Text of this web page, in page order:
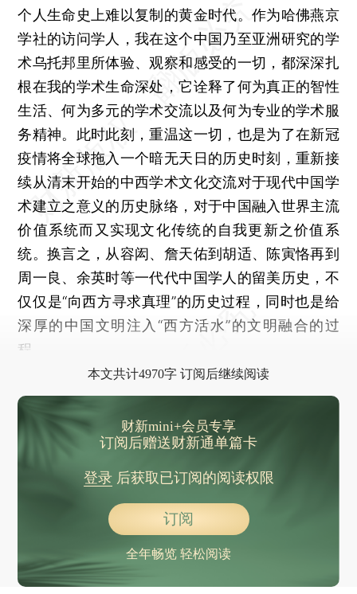
个人生命史上难以复制的黄金时代。作为哈佛燕京
学社的访问学人，我在这个中国乃至亚洲研究的学
术乌托邦里所体验、观察和感受的一切，都深深扎
根在我的学术生命深处，它诠释了何为真正的智性
生活、何为多元的学术交流以及何为专业的学术服
务精神。此时此刻，重温这一切，也是为了在新冠
疫情将全球拖入一个暗无天日的历史时刻，重新接
续从清末开始的中西学术文化交流对于现代中国学
术建立之意义的历史脉络，对于中国融入世界主流
价值系统而又实现文化传统的自我更新之价值系
统。换言之，从容闳、詹天佑到胡适、陈寅恪再到
周一良、余英时等一代代中国学人的留美历史，不
仅仅是“向西方寻求真理”的历史过程，同时也是给
深厚的中国文明注入“西方活水”的文明融合的过
程。
本文共计4970字 订阅后继续阅读
财新mini+会员专享
订阅后赠送财新通单篇卡
登录后获取已订阅的阅读权限
订阅
全年畅览 轻松阅读